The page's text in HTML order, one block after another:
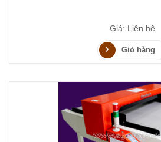
Giá: Liên hệ
Giỏ hàng